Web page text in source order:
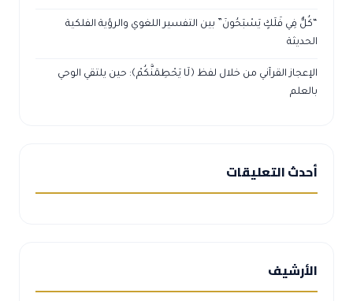
“كُلٌّ فِي فَلَكٍ يَسْبَحُونَ” بين التفسير اللغوي والرؤية الفلكية
الحديثة
الإعجاز القرآني من خلال لفظ ﴿لَا يَحْطِمَنَّكُمْ﴾: حين يلتقي الوحي
بالعلم
أحدث التعليقات
الأرشيف